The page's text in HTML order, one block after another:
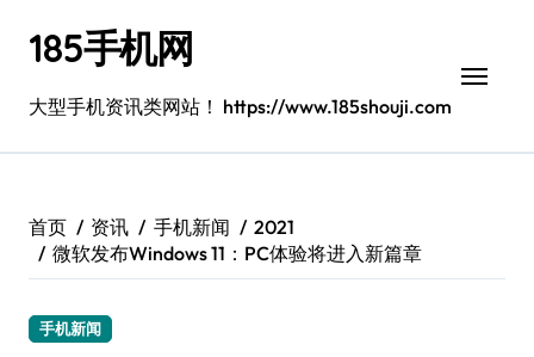
185手机网
大型手机资讯类网站！ https://www.185shouji.com
首页 资讯 手机新闻
2021
微软发布Windows 11：PC体验将进入新篇章
手机新闻